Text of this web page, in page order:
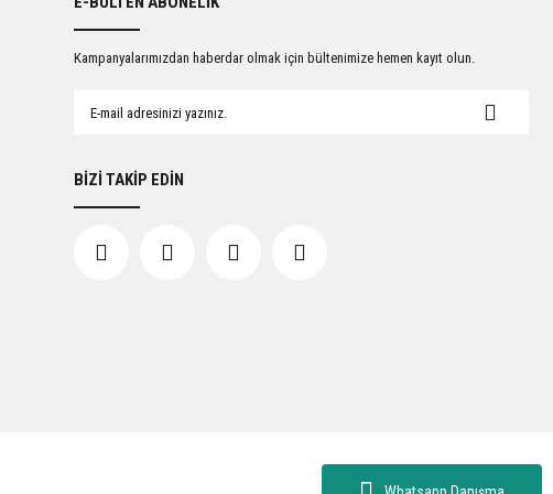
Kampanyalarımızdan haberdar olmak için bültenimize hemen kayıt olun.
BİZİ TAKİP EDİN